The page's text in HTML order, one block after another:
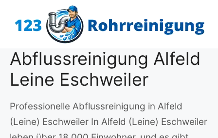
Inhalt
Abflussreinigung Alfeld
Leine Eschweiler
Professionelle Abflussreinigung in Alfeld
(Leine) Eschweiler In Alfeld (Leine) Eschweiler